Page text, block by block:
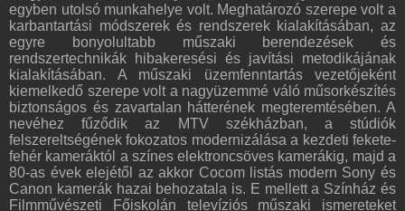
egyben utolsó munkahelye volt. Meghatározó szerepe volt a
karbantartási módszerek és rendszerek kialakításában, az
egyre bonyolultabb műszaki berendezések és
rendszertechnikák hibakeresési és javítási metodikájának
kialakításában. A műszaki üzemfenntartás vezetőjeként
kiemelkedő szerepe volt a nagyüzemmé váló műsorkészítés
biztonságos és zavartalan hátterének megteremtésében. A
nevéhez fűződik az MTV székházban, a stúdiók
felszereltségének fokozatos modernizálása a kezdeti fekete-
fehér kameráktól a színes elektroncsöves kamerákig, majd a
80-as évek elejétől az akkor Cocom listás modern Sony és
Canon kamerák hazai behozatala is. E mellett a Színház és
Filmművészeti Főiskolán televíziós műszaki ismereteket